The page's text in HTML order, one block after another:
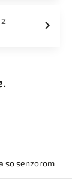
so senzorom